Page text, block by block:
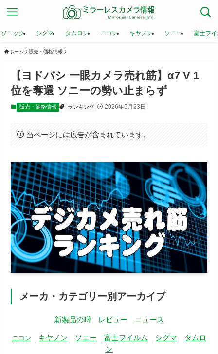
ニック シグマ タムロン ニコン キヤノン ソニー 富士フ
ホーム 販売・価格情報
【ヨドバシ 一眼カメラ売れ筋】α7 V 1
位を奪還 ソニーの勢い止まらず
販売・価格情報 ランキング 2026年5月23日
当ページには広告が含まれています。
メーカ・カテゴリー別アーカイブ
新製品の噂 レビュー ニュース
ニコン キヤノン ソニー 富士フイルム シグマ
タムロ
ン